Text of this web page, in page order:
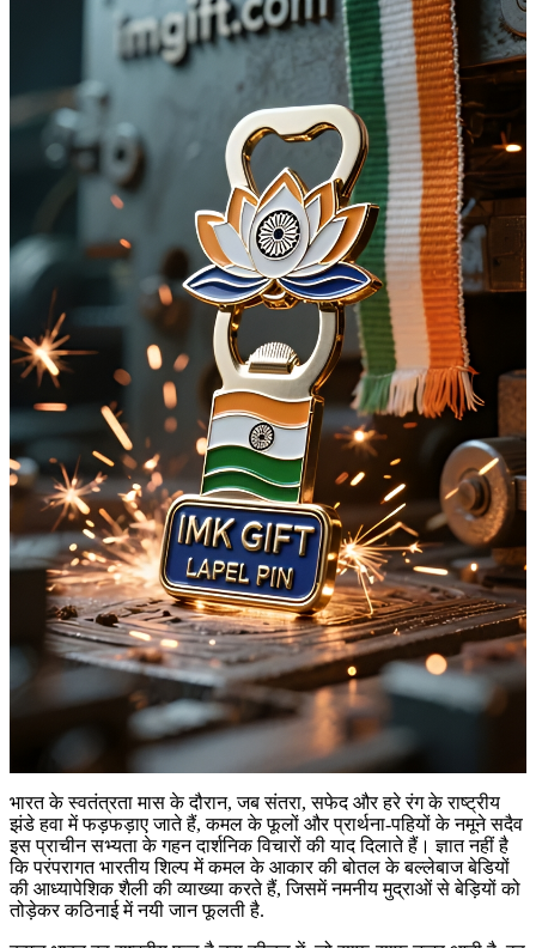
भारत के स्वतंत्रता मास के दौरान, जब संतरा, सफेद और हरे रंग के राष्ट्रीय
झंडे हवा में फड़फड़ाए जाते हैं, कमल के फूलों और प्रार्थना-पहियों के नमूने सदैव
इस प्राचीन सभ्यता के गहन दार्शनिक विचारों की याद दिलाते हैं। ज्ञात नहीं है
कि परंपरागत भारतीय शिल्प में कमल के आकार की बोतल के बल्लेबाज बेडियों
की आध्यापेशिक शैली की व्याख्या करते हैं, जिसमें नमनीय मुद्राओं से बेड़ियों को
तोड़ेकर कठिनाई में नयी जान फूलती है.